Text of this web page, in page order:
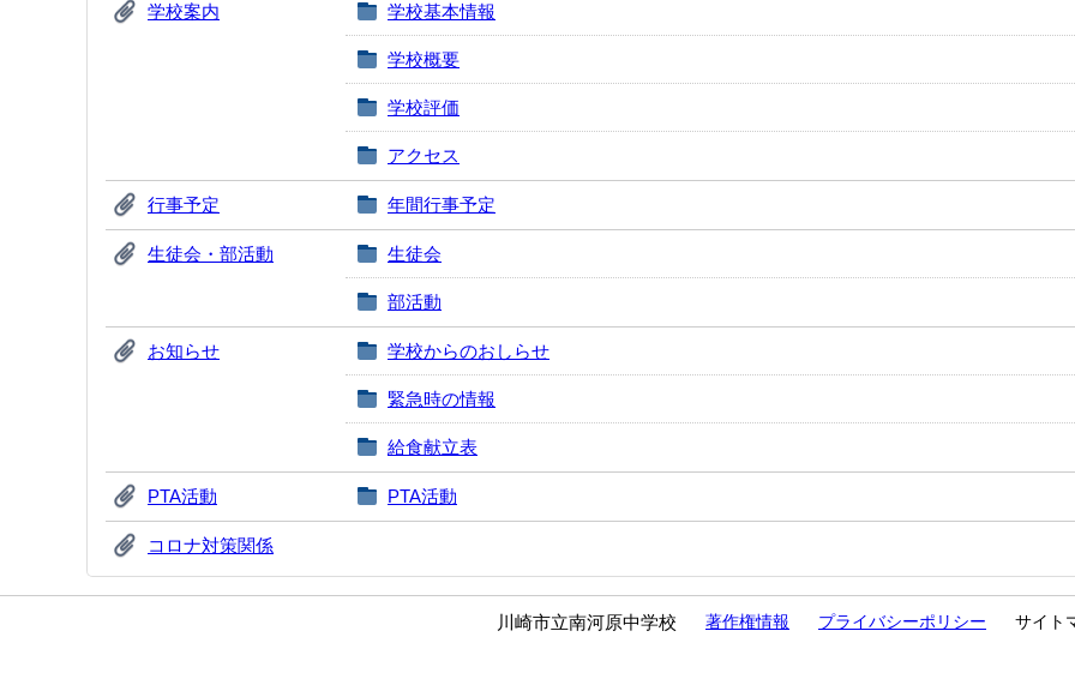
学校案内 学校基本情報
学校概要
学校評価
アクセス
行事予定 年間行事予定
生徒会・部活動 生徒会
部活動
お知らせ 学校からのおしらせ
緊急時の情報
給食献立表
PTA活動 PTA活動
コロナ対策関係
川崎市立南河原中学校 著作権情報 プライバシーポリシー サイト